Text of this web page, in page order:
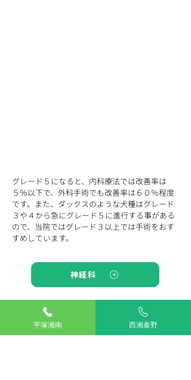
グレード５になると、内科療法では改善率は
５％以下で、外科手術でも改善率は６０％程度
です。また、ダックスのような犬種はグレード
３や４から急にグレード５に進行する事がある
ので、当院ではグレード３以上では手術をおす
すめしています。
神経科
TOP
平塚湘南 西湘秦野